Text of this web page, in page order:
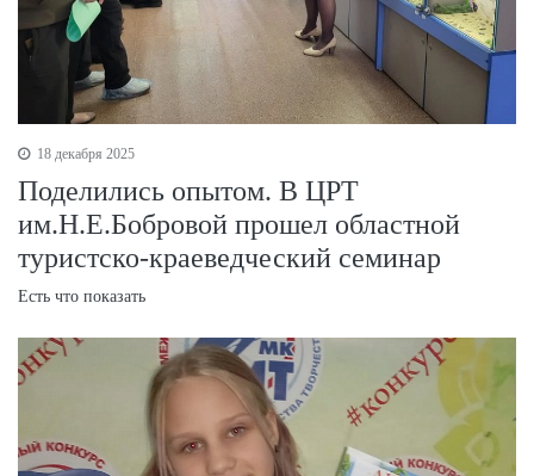
18 декабря 2025
Поделились опытом. В ЦРТ
им.Н.Е.Бобровой прошел областной
туристско-краеведческий семинар
Есть что показать